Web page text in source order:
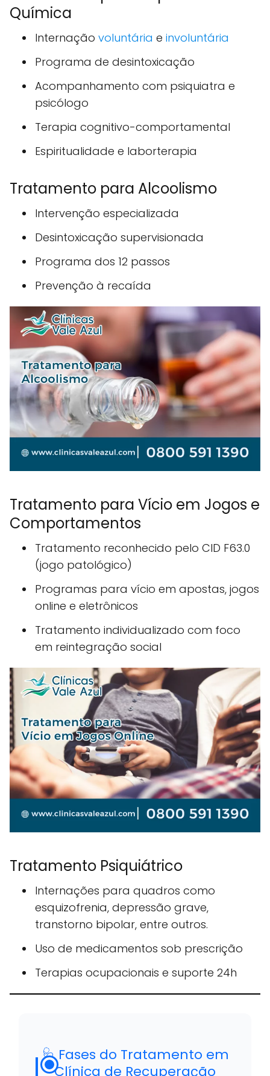
Química
Internação voluntária e involuntária
Programa de desintoxicação
Acompanhamento com psiquiatra e
psicólogo
Terapia cognitivo-comportamental
Espiritualidade e laborterapia
Tratamento para Alcoolismo
Intervenção especializada
Desintoxicação supervisionada
Programa dos 12 passos
Prevenção à recaída
Tratamento para Vício em Jogos e
Comportamentos
Tratamento reconhecido pelo CID F63.0
(jogo patológico)
Programas para vício em apostas, jogos
online e eletrônicos
Tratamento individualizado com foco
em reintegração social
Tratamento Psiquiátrico
Internações para quadros como
esquizofrenia, depressão grave,
transtorno bipolar, entre outros.
Uso de medicamentos sob prescrição
Terapias ocupacionais e suporte 24h
🩺 Fases do Tratamento em
Clínica de Recuperação